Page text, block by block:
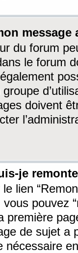
message
du forum
le forum
doivent
je
lien
pouvez
première
de sujet a
nécessaire